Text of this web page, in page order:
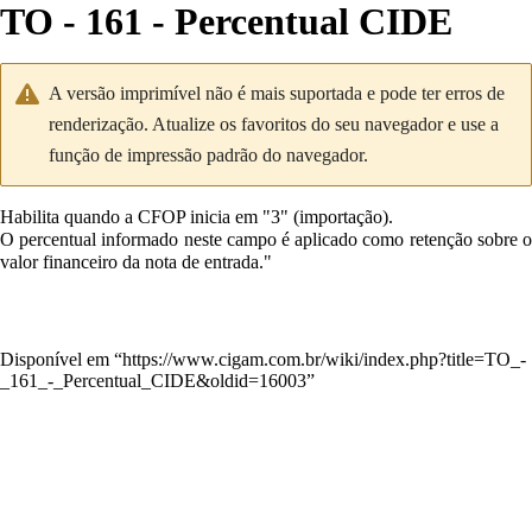
TO - 161 - Percentual CIDE
A versão imprimível não é mais suportada e pode ter erros de
renderização. Atualize os favoritos do seu navegador e use a
função de impressão padrão do navegador.
Habilita quando a CFOP inicia em "3" (importação).
O percentual informado neste campo é aplicado como retenção sobre o
valor financeiro da nota de entrada."
Disponível em “https://www.cigam.com.br/wiki/index.php?title=TO_-
_161_-_Percentual_CIDE&oldid=16003”